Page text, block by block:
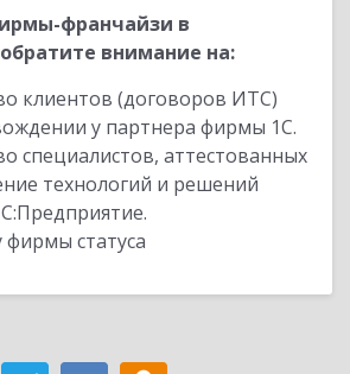
франчайзи в
внимание на:
клиентов (договоров ИТС)
у партнера фирмы 1С.
специалистов, аттестованных
технологий и решений
фирмы статуса